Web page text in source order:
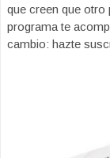
que creen que
programa te
cambio: hazte